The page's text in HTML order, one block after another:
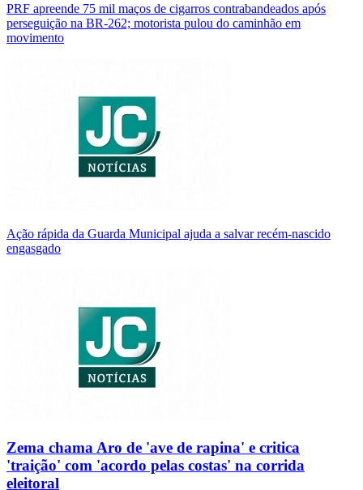
PRF apreende 75 mil maços de cigarros contrabandeados após
perseguição na BR-262; motorista pulou do caminhão em
movimento
Ação rápida da Guarda Municipal ajuda a salvar recém-nascido
engasgado
Zema chama Aro de 'ave de rapina' e critica
'traição' com 'acordo pelas costas' na corrida
eleitoral